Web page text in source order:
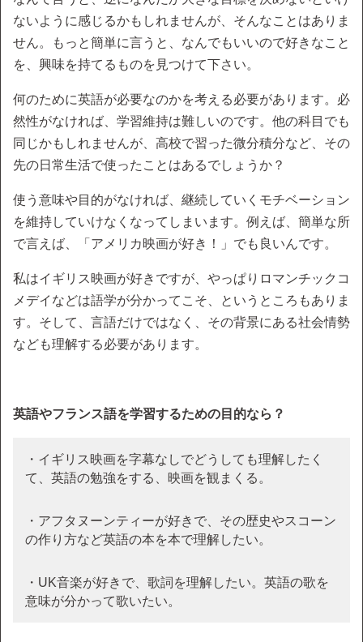
ないように感じるかもしれませんが、そんなことはありま
せん。もっと簡単に言うと、なんでもいいので好きなこと
を、興味を持てるものを見つけて下さい。
何のために英語が必要なのかを考える必要があります。必
然性がなければ、学習維持は難しいのです。他の科目でも
同じかもしれませんが、高校で習った微分積分など、その
先の日常生活で使ったことはあるでしょうか？
使う意味や目的がなければ、継続していくモチベーション
を維持していけなくなってしまいます。例えば、簡単な所
で言えば、「アメリカ映画が好き！」でも良いんです。
私はイギリス映画が好きですが、やっぱりロマンチックコ
メデイなどは語学が分かってこそ、というところもありま
す。そして、言語だけではなく、その背景にある社会情勢
なども理解する必要があります。
英語やフランス語を学習するための目的なら？
・イギリス映画を字幕なしでどうしても理解したく
て、英語の勉強をする、映画を観まくる。
・アフタヌーンティーが好きで、その歴史やスコーン
の作り方など英語の本を本で理解したい。
・UK音楽が好きで、歌詞を理解したい。英語の歌を
意味が分かって歌いたい。